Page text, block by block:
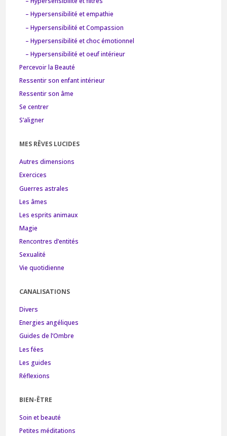
– Hypersensibilité et empathie
– Hypersensibilité et Compassion
– Hypersensibilité et choc émotionnel
– Hypersensibilité et oeuf intérieur
Percevoir la Beauté
Ressentir son enfant intérieur
Ressentir son âme
Se centrer
S’aligner
MES RÊVES LUCIDES
Autres dimensions
Exercices
Guerres astrales
Les âmes
Les esprits animaux
Magie
Rencontres d’entités
Sexualité
Vie quotidienne
CANALISATIONS
Divers
Energies angéliques
Guides de l’Ombre
Les fées
Les guides
Réflexions
BIEN-ÊTRE
Soin et beauté
Petites méditations